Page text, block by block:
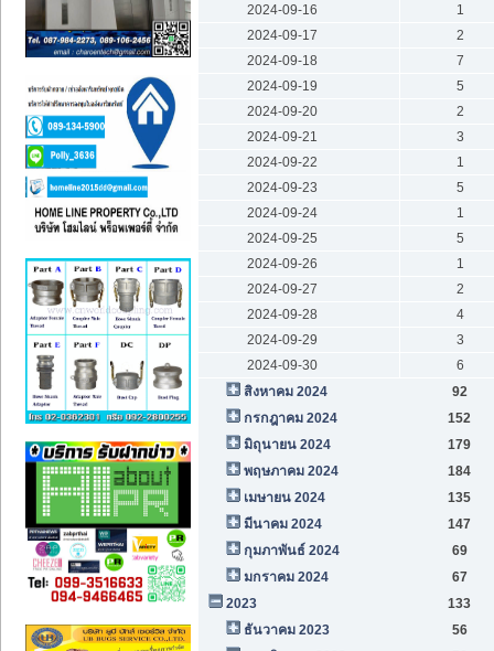
2024-09-16
1
2024-09-17
2
2024-09-18
7
2024-09-19
5
2024-09-20
2
2024-09-21
3
2024-09-22
1
2024-09-23
5
2024-09-24
1
2024-09-25
5
2024-09-26
1
2024-09-27
2
2024-09-28
4
2024-09-29
3
2024-09-30
6
สิงหาคม 2024
92
กรกฎาคม 2024
152
มิถุนายน 2024
179
พฤษภาคม 2024
184
เมษายน 2024
135
มีนาคม 2024
147
กุมภาพันธ์ 2024
69
มกราคม 2024
67
2023
133
ธันวาคม 2023
56